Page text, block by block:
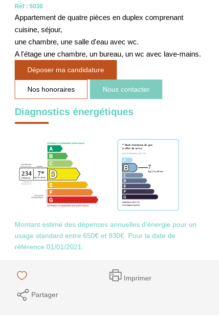
Réf : 5030
Appartement de quatre pièces en duplex comprenant
cuisine, séjour,
une chambre, une salle d'eau avec wc.
A l'étage une chambre, un bureau, un wc avec lave-mains.
Déposer ma candidature
Nos honoraires Nous contacter
Diagnostics énergétiques
Montant estimé des dépenses annuelles d'énergie pour un
usage standard entre 650€ et 930€. Pour la date de
référence 01/01/2021.
Imprimer
Partager